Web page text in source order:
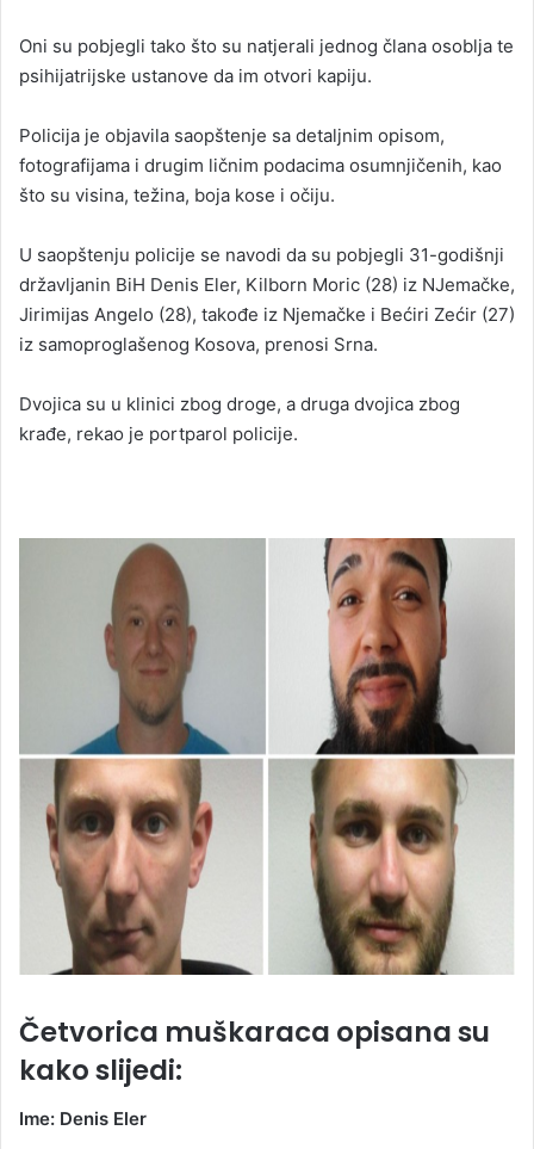
Oni su pobjegli tako što su natjerali jednog člana osoblja te
psihijatrijske ustanove da im otvori kapiju.
Policija je objavila saopštenje sa detaljnim opisom,
fotografijama i drugim ličnim podacima osumnjičenih, kao
što su visina, težina, boja kose i očiju.
U saopštenju policije se navodi da su pobjegli 31-godišnji
državljanin BiH Denis Eler, Kilborn Moric (28) iz NJemačke,
Jirimijas Angelo (28), takođe iz Njemačke i Bećiri Zećir (27)
iz samoproglašenog Kosova, prenosi Srna.
Dvojica su u klinici zbog droge, a druga dvojica zbog
krađe, rekao je portparol policije.
Četvorica muškaraca opisana su
kako slijedi:
Ime: Denis Eler